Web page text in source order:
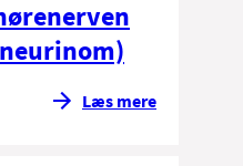
Læs mere